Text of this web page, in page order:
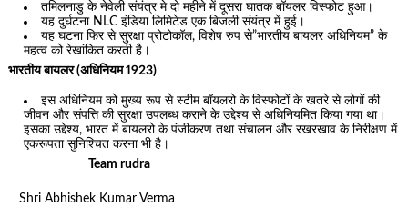
तमिलनाडु के नेवेली संयंत्र मे दो महीने में दूसरा घातक बॉयलर विस्फोट हुआ।
यह दुर्घटना NLC इंडिया लिमिटेड एक बिजली संयंत्र में हुई।
यह घटना फिर से सुरक्षा प्रोटोकॉल, विशेष रुप से”भारतीय बायलर अधिनियम” के
महत्व को रेखांकित करती है।
भारतीय बायलर (अधिनियम 1923)
इस अधिनियम को मुख्य रूप से स्टीम बॉयलरो के विस्फोटों के खतरे से लोगों की
जीवन और संपत्ति की सुरक्षा उपलब्ध कराने के उद्देश्य से अधिनियमित किया गया था।
इसका उद्देश्य, भारत में बायलरो के पंजीकरण तथा संचालन और रखरखाव के निरीक्षण में
एकरूपता सुनिश्चित करना भी है।
Team rudra
Shri Abhishek Kumar Verma